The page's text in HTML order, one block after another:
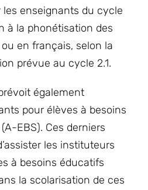
enseignants du cycle
à la phonétisation des
en français, selon la
prévue au cycle 2.1.
également
pour élèves à besoins
EBS). Ces derniers
les instituteurs
à besoins éducatifs
la scolarisation de ces